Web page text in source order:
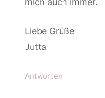
mich auch immer.
Liebe Grüße
Jutta
Antworten